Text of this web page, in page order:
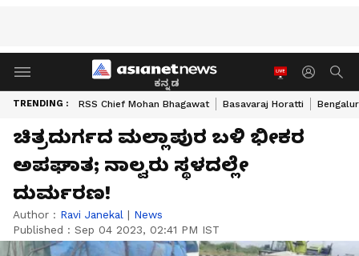
ಕನ್ನಡ
TRENDING : RSS Chief Mohan Bhagawat Basavaraj Horatti
ಚಿತ್ರದುರ್ಗದ ಮಲ್ಲಾಪುರ ಬಳಿ ಭೀಕರ
ಅಪಘಾತ; ನಾಲ್ವರು ಸ್ಥಳದಲ್ಲೇ
ದುರ್ಮರಣ!
Author : Ravi Janekal | News
Published : Sep 04 2023, 02:41 PM IST